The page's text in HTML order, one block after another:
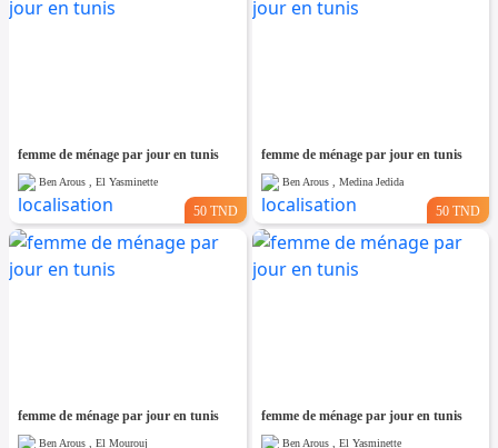
femme de ménage par jour en tunis
Ben Arous , El Yasminette
50 TND
femme de ménage par jour en tunis
Ben Arous , Medina Jedida
50 TND
femme de ménage par jour en tunis
Ben Arous , El Mourouj
femme de ménage par jour en tunis
Ben Arous , El Yasminette